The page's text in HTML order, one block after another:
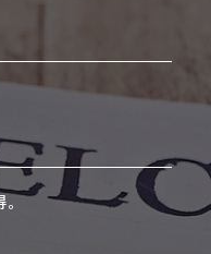
。